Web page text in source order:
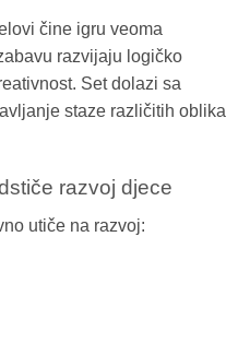
čine igru veoma
razvijaju logičko
Set dolazi sa
staze različitih oblika
razvoj djece
utiče na razvoj: